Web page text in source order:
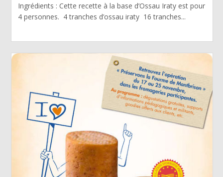
Ingrédients : Cette recette à la base d’Ossau Iraty est pour
4 personnes. 4 tranches d’ossau iraty 16 tranches...